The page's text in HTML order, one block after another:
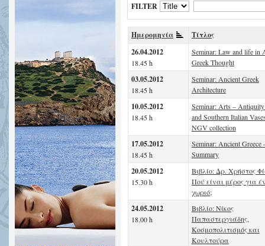
FILTER
Ημερομηνία
Τίτλος
26.04.2012
18.45 h
Seminar: Law and life in
Greek Thought
03.05.2012
18.45 h
Seminar: Ancient Greek
Architecture
10.05.2012
18.45 h
Seminar: Arts –
and Southern Italian
NGV collection
17.05.2012
18.45 h
Seminar: Ancient Greece
Summary
20.05.2012
15.30 h
Βιβλίο: Δρ. Χρήστος
Πού είναι μέρος για
χωριό;
24.05.2012
18.00 h
Bιβλίο: Νίκος
Παπαστεργιάδης,
Κοσμοπολιτισμός και
Κουλτούρα